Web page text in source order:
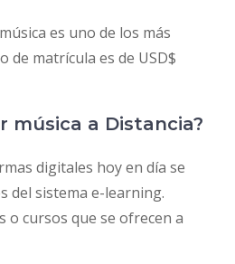
es uno de los más
de matrícula es de USD$
música a Distancia?
digitales hoy en día se
del sistema e-learning.
o cursos que se ofrecen a